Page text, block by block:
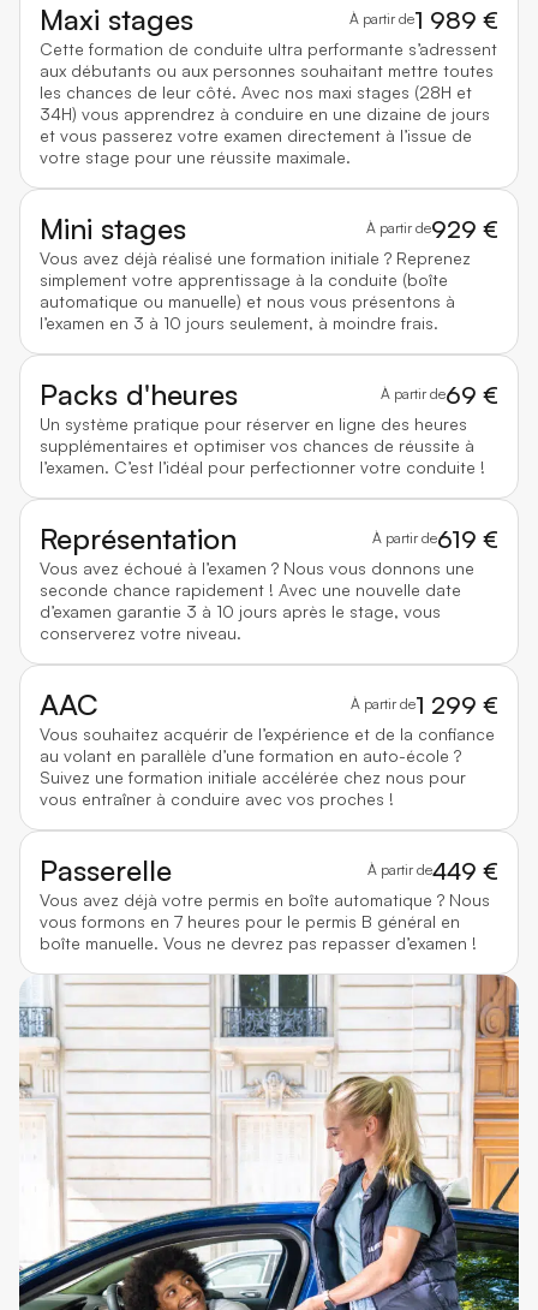
Maxi stages À partir de1 989 €
Cette formation de conduite ultra performante s’adressent
aux débutants ou aux personnes souhaitant mettre toutes
les chances de leur côté. Avec nos maxi stages (28H et
34H) vous apprendrez à conduire en une dizaine de jours
et vous passerez votre examen directement à l’issue de
votre stage pour une réussite maximale.
Mini stages À partir de929 €
Vous avez déjà réalisé une formation initiale ? Reprenez
simplement votre apprentissage à la conduite (boîte
automatique ou manuelle) et nous vous présentons à
l’examen en 3 à 10 jours seulement, à moindre frais.
Packs d'heures À partir de69 €
Un système pratique pour réserver en ligne des heures
supplémentaires et optimiser vos chances de réussite à
l’examen. C’est l’idéal pour perfectionner votre conduite !
Représentation À partir de619 €
Vous avez échoué à l’examen ? Nous vous donnons une
seconde chance rapidement ! Avec une nouvelle date
d’examen garantie 3 à 10 jours après le stage, vous
conserverez votre niveau.
AAC À partir de1 299 €
Vous souhaitez acquérir de l’expérience et de la confiance
au volant en parallèle d’une formation en auto-école ?
Suivez une formation initiale accélérée chez nous pour
vous entraîner à conduire avec vos proches !
Passerelle À partir de449 €
Vous avez déjà votre permis en boîte automatique ? Nous
vous formons en 7 heures pour le permis B général en
boîte manuelle. Vous ne devrez pas repasser d’examen !